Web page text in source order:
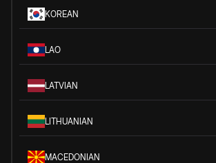
KOREAN
LAO
LATVIAN
LITHUANIAN
MACEDONIAN